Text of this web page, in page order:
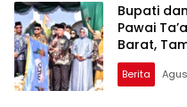
Bupati
Pawai
Barat,
Masjid
Berita